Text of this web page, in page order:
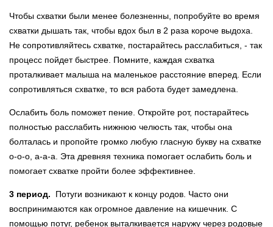
Чтобы схватки были менее болезненны, попробуйте во время
схватки дышать так, чтобы вдох был в 2 раза короче выдоха.
Не сопротивляйтесь схватке, постарайтесь расслабиться, - так
процесс пойдет быстрее. Помните, каждая схватка
проталкивает малыша на маленькое расстояние вперед. Если
сопротивляться схватке, то вся работа будет замедлена.
Ослабить боль поможет пение. Откройте рот, постарайтесь
полностью расслабить нижнюю челюсть так, чтобы она
болталась и пропойте громко любую гласную букву на схватке
о-о-о, а-а-а. Эта древняя техника помогает ослабить боль и
помогает схватке пройти более эффективнее.
3 период. Потуги возникают к концу родов. Часто они
воспринимаются как огромное давление на кишечник. С
помощью потуг, ребенок выталкивается наружу через родовые